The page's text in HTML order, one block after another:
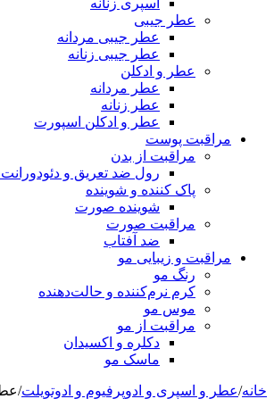
اسپری زنانه
عطر جیبی
عطر جیبی مردانه
عطر جیبی زنانه
عطر و ادکلن
عطر مردانه
عطر زنانه
عطر و ادکلن اسپورت
مراقبت پوست
مراقبت از بدن
رول ضد تعریق و
پاک کننده و شوینده
شوینده صورت
مراقبت صورت
ضد آفتاب
مراقبت و زیبایی مو
رنگ مو
کرم نرم‌کننده و حالت‌دهنده
موس مو
مراقبت از مو
دکلره و اکسیدان
ماسک مو
خانه/عطر و اسپری و ادوپرفیوم و ادوتویلت/